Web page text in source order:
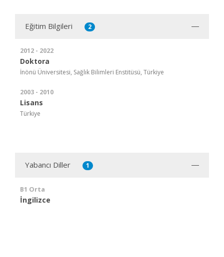
Eğitim Bilgileri 2
2012 - 2022
Doktora
İnönü Üniversitesi, Sağlık Bilimleri Enstitüsü, Türkiye
2003 - 2010
Lisans
Türkiye
Yabancı Diller 1
B1 Orta
İngilizce